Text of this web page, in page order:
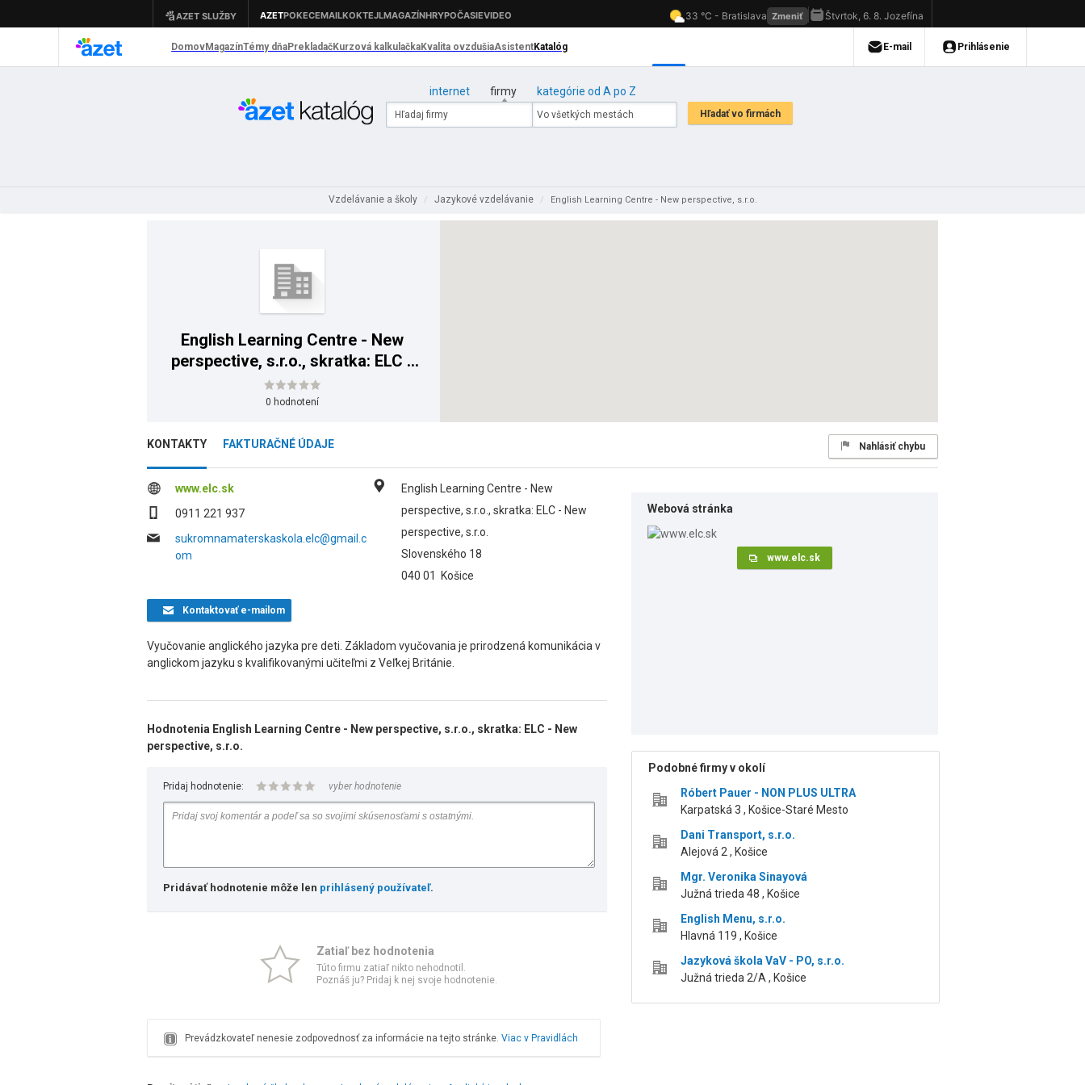
internet firmy kategórie od A po Z
Vzdelávanie a školy / Jazykové vzdelávanie / English Learning Centre - New perspective, s.r.o.
English Learning Centre - New
perspective, s.r.o., skratka: ELC -
New perspective, s.r.o.
0 hodnotení
KONTAKTY FAKTURAČNÉ ÚDAJE Nahlásiť chybu
www.elc.sk
0911 221 937
sukromnamaterskaskola.elc@gmail.c
om
English Learning Centre - New
perspective, s.r.o., skratka: ELC - New
perspective, s.r.o.
Slovenského 18
040 01
Košice
Kontaktovaťe-mailom
Vyučovanie anglického jazyka pre deti. Základom vyučovania je prirodzená komunikácia v
anglickom jazyku s kvalifikovanými učiteľmi z Veľkej Británie.
Hodnotenia English Learning Centre - New perspective, s.r.o., skratka: ELC - New
perspective, s.r.o.
Pridaj hodnotenie: vyber hodnotenie
Pridávať hodnotenie môže len prihlásený používateľ.
Zatiaľ bez hodnotenia
Túto firmu zatiaľ nikto nehodnotil.
Poznáš ju? Pridaj k nej svoje hodnotenie.
Prevádzkovateľ nenesie zodpovednosť za informácie na tejto stránke. Viac v Pravidlách
Webová stránka
www.elc.sk
Podobné firmy v okolí
Róbert Pauer - NON PLUS ULTRA
Karpatská 3 , Košice-Staré Mesto
Dani Transport, s.r.o.
Alejová 2 , Košice
Mgr. Veronika Sinayová
Južná trieda 48 , Košice
English Menu, s.r.o.
Hlavná 119 , Košice
Jazyková škola VaV - PO, s.r.o.
Južná trieda 2/A , Košice